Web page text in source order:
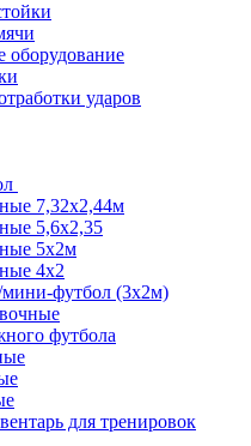
оборудование
ударов
7,32х2,44м
5,6х2,35
5х2м
4х2
мини-футбол (3х2м)
футбола
для тренировок